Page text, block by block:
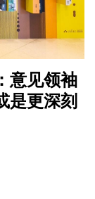
意见领袖
是更深刻